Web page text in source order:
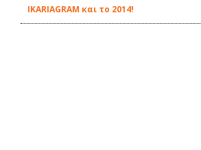
IKARIAGRAM και το 2014!